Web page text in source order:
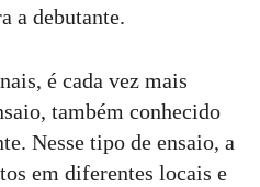
a debutante.
é cada vez mais
também conhecido
Nesse tipo de ensaio, a
em diferentes locais e